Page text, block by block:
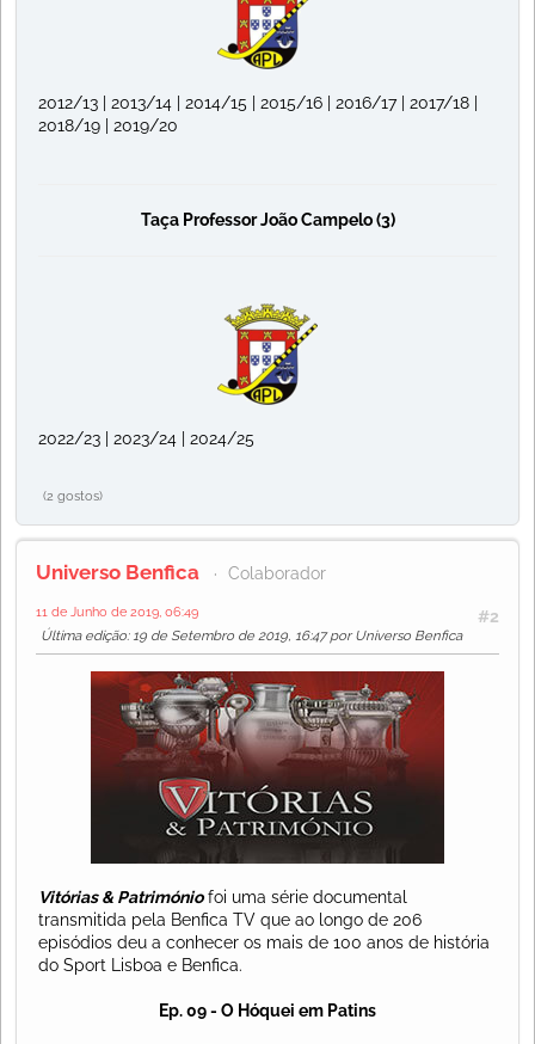
2012/13 | 2013/14 | 2014/15 | 2015/16 | 2016/17 | 2017/18 |
2018/19 | 2019/20
Taça Professor João Campelo (3)
2022/23 | 2023/24 | 2024/25
(2 gostos)
Universo Benfica Colaborador
#2
11 de Junho de 2019, 06:49
Última edição: 19 de Setembro de 2019, 16:47 por Universo Benfica
Vitórias & Patrimóniofoi uma série documental
transmitida pela Benfica TV que ao longo de 206
episódios deu a conhecer os mais de 100 anos de história
do Sport Lisboa e Benfica.
Ep. 09 - O Hóquei em Patins